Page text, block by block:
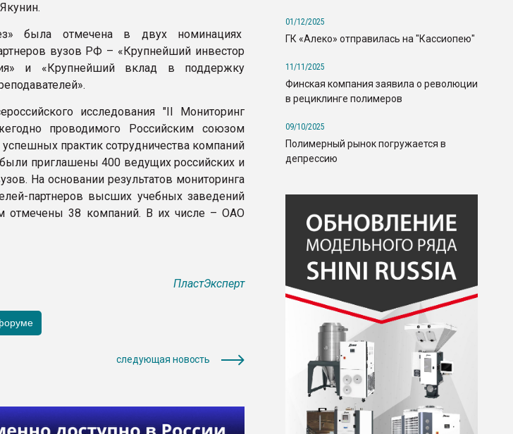
была отмечена в двух номинациях
вузов РФ – «Крупнейший инвестор
и «Крупнейший вклад в поддержку
исследования "II Мониторинг
проводимого Российским союзом
практик сотрудничества компаний
приглашены 400 ведущих российских и
На основании результатов мониторинга
партнеров высших учебных заведений
отмечены 38 компаний. В их числе – ОАО
ПластЭксперт
следующая новость
01/12/2025
ГК «Алеко» отправилась на "Кассиопею"
11/11/2025
Финская компания заявила о революции
в рециклинге полимеров
09/10/2025
Полимерный рынок погружается в
депрессию